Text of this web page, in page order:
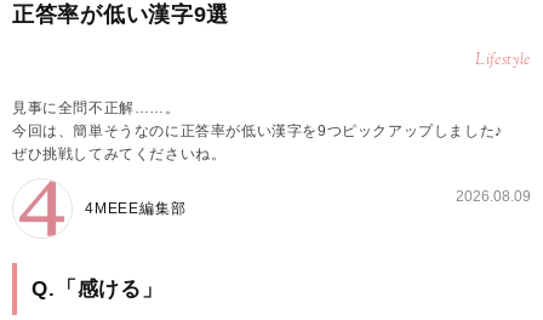
正答率が低い漢字9選
Lifestyle
見事に全問不正解……。
今回は、簡単そうなのに正答率が低い漢字を9つピックアップしました♪
ぜひ挑戦してみてくださいね。
4MEEE編集部
2026.08.09
Q.「感ける」